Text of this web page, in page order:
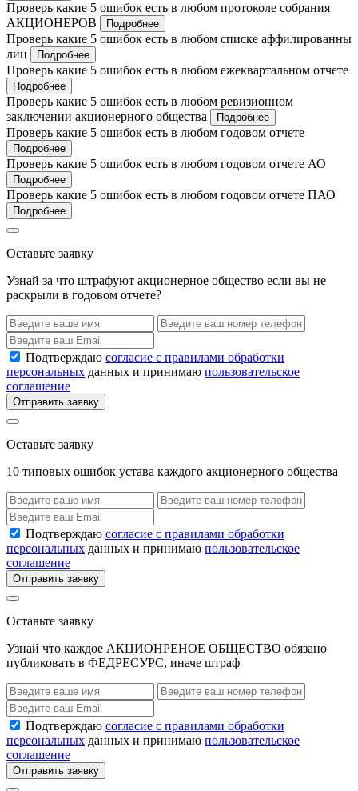
Проверь какие 5 ошибок есть в любом протоколе собрания
АКЦИОНЕРОВ
Подробнее
Проверь какие 5 ошибок есть в любом списке аффилированны
лиц
Подробнее
Проверь какие 5 ошибок есть в любом ежеквартальном отчете
Подробнее
Проверь какие 5 ошибок есть в любом ревизионном
заключении акционерного общества
Подробнее
Проверь какие 5 ошибок есть в любом годовом отчете
Подробнее
Проверь какие 5 ошибок есть в любом годовом отчете АО
Подробнее
Проверь какие 5 ошибок есть в любом годовом отчете ПАО
Подробнее
Оставьте заявку
Узнай за что штрафуют акционерное общество если вы не
раскрыли в годовом отчете?
Подтверждаю согласие с правилами обработки
персональных данных и принимаю пользовательское
соглашение
Отправить заявку
Оставьте заявку
10 типовых ошибок устава каждого акционерного общества
Подтверждаю согласие с правилами обработки
персональных данных и принимаю пользовательское
соглашение
Отправить заявку
Оставьте заявку
Узнай что каждое АКЦИОНРЕНОЕ ОБЩЕСТВО обязано
публиковать в ФЕДРЕСУРС, иначе штраф
Подтверждаю согласие с правилами обработки
персональных данных и принимаю пользовательское
соглашение
Отправить заявку